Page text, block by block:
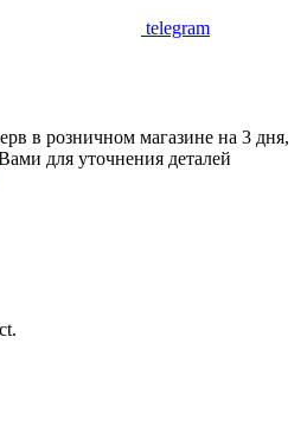
telegram
в розничном магазине на 3 дня,
для уточнения деталей